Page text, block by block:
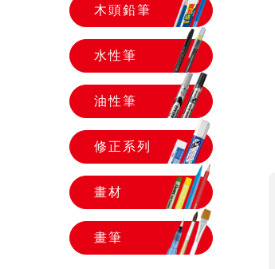
木頭鉛筆
水性筆
油性筆
修正系列
畫材
畫筆